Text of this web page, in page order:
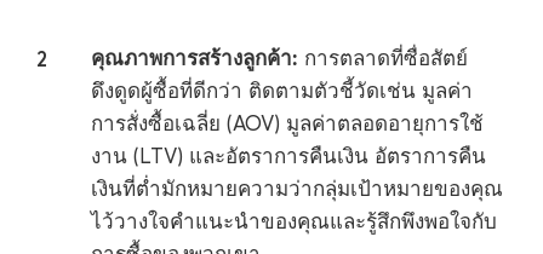
คุณภาพการสร้างลูกค้า: การตลาดที่ซื่อสัตย์
ดึงดูดผู้ซื้อที่ดีกว่า ติดตามตัวชี้วัดเช่น มูลค่า
การสั่งซื้อเฉลี่ย (AOV) มูลค่าตลอดอายุการใช้
งาน (LTV) และอัตราการคืนเงิน อัตราการคืน
เงินที่ต่ำมักหมายความว่ากลุ่มเป้าหมายของคุณ
ไว้วางใจคำแนะนำของคุณและรู้สึกพึงพอใจกับ